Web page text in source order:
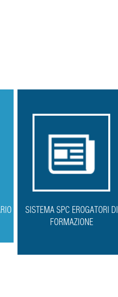
SISTEMA SPC EROGATORI DI
FORMAZIONE